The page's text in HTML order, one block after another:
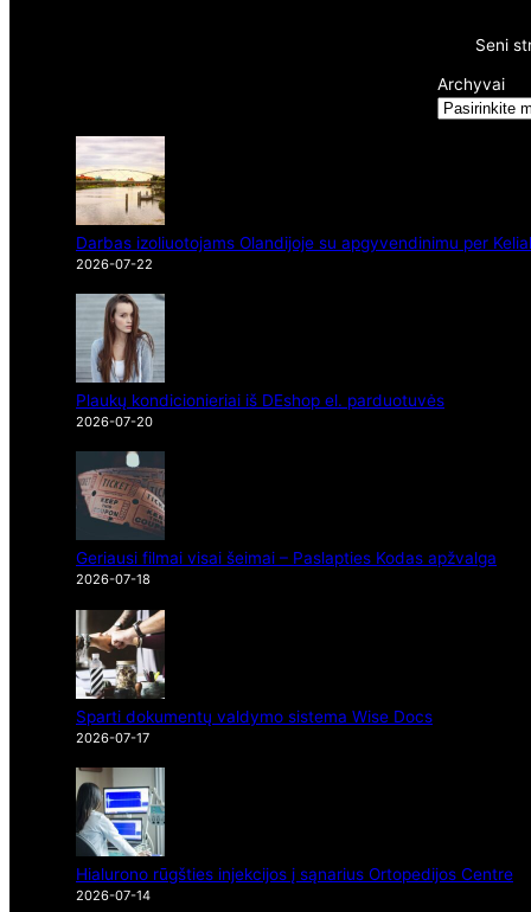
Seni
Archyvai
Darbas izoliuotojams Olandijoje su apgyvendinimu per
2026-07-22
Plaukų kondicionieriai iš DEshop el. parduotuvės
2026-07-20
Geriausi filmai visai šeimai – Paslapties Kodas apžvalga
2026-07-18
Sparti dokumentų valdymo sistema Wise Docs
2026-07-17
Hialurono rūgšties injekcijos į sąnarius Ortopedijos Centre
2026-07-14